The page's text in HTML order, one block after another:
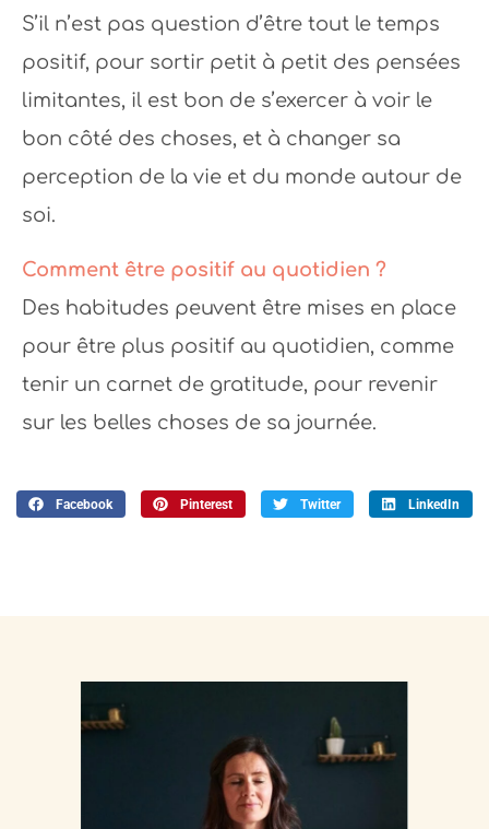
S’il n’est pas question d’être tout le temps
positif, pour sortir petit à petit des pensées
limitantes, il est bon de s’exercer à voir le
bon côté des choses, et à changer sa
perception de la vie et du monde autour de
soi.
Comment être positif au quotidien ?
Des habitudes peuvent être mises en place
pour être plus positif au quotidien, comme
tenir un carnet de gratitude, pour revenir
sur les belles choses de sa journée.
Facebook Pinterest Twitter LinkedIn